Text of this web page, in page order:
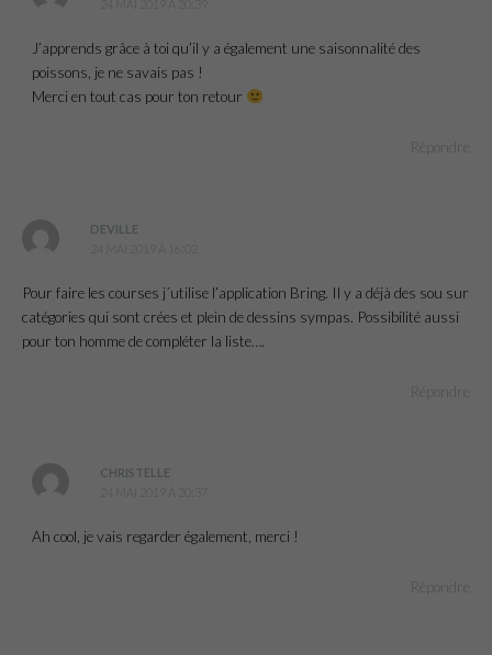
24 MAI 2019 À 20:39
J’apprends grâce à toi qu’il y a également une saisonnalité des
poissons, je ne savais pas !
Merci en tout cas pour ton retour
Répondre
DEVILLE
24 MAI 2019 À 16:02
Pour faire les courses j´utilise l’application Bring. Il y a déjà des sou sur
catégories qui sont crées et plein de dessins sympas. Possibilité aussi
pour ton homme de compléter la liste….
Répondre
CHRISTELLE
24 MAI 2019 À 20:37
Ah cool, je vais regarder également, merci !
Répondre